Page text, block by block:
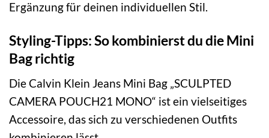
Ergänzung für deinen individuellen Stil.
Styling-Tipps: So kombinierst du die Mini
Bag richtig
Die Calvin Klein Jeans Mini Bag „SCULPTED
CAMERA POUCH21 MONO“ ist ein vielseitiges
Accessoire, das sich zu verschiedenen Outfits